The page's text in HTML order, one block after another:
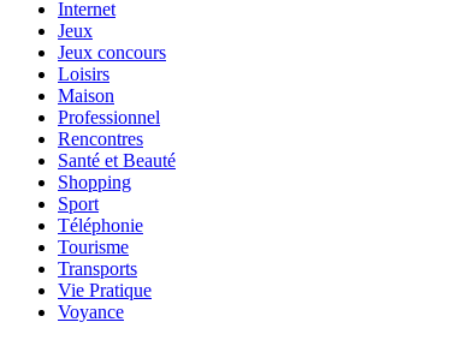
Internet
Jeux
Jeux concours
Loisirs
Maison
Professionnel
Rencontres
Santé et Beauté
Shopping
Sport
Téléphonie
Tourisme
Transports
Vie Pratique
Voyance